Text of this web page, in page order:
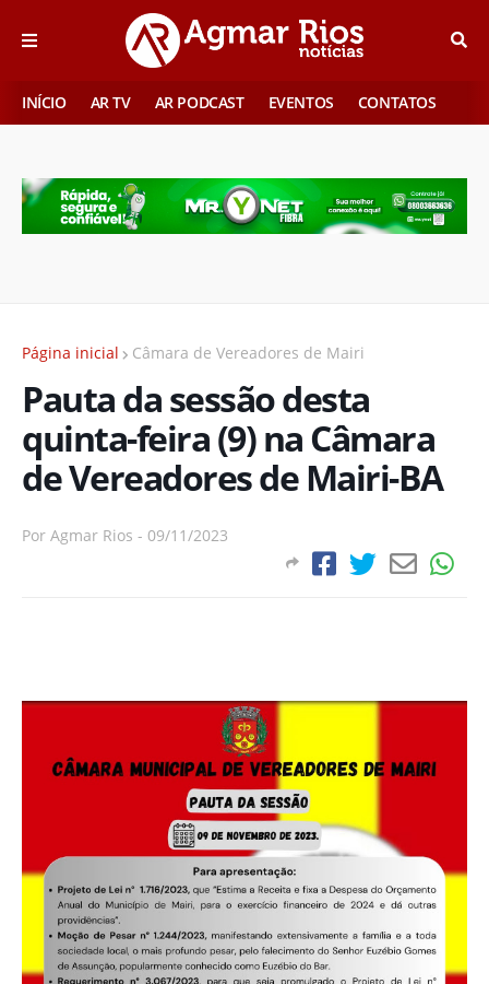
INÍCIO AR TV AR PODCAST EVENTOS CONTATOS
Página inicial Câmara de Vereadores de Mairi
Pauta da sessão desta
quinta-feira (9) na Câmara
de Vereadores de Mairi-BA
Por Agmar Rios - 09/11/2023